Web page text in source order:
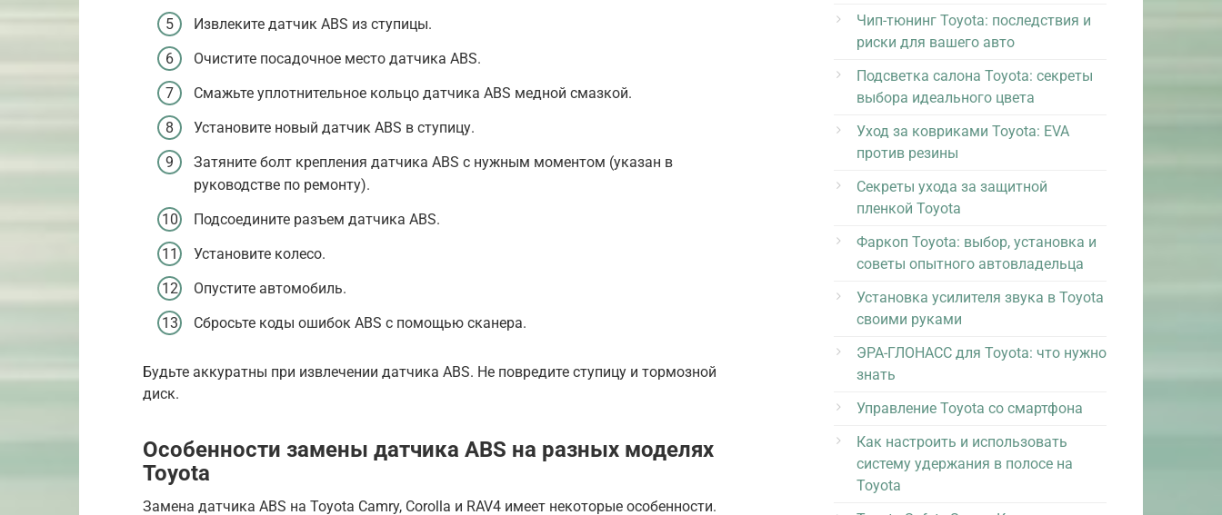
Извлеките датчик ABS из ступицы.
Очистите посадочное место датчика ABS.
Смажьте уплотнительное кольцо датчика ABS медной смазкой.
Установите новый датчик ABS в ступицу.
Затяните болт крепления датчика ABS с нужным моментом (указан в
руководстве по ремонту).
Подсоедините разъем датчика ABS.
Установите колесо.
Опустите автомобиль.
Сбросьте коды ошибок ABS с помощью сканера.
Будьте аккуратны при извлечении датчика ABS. Не повредите ступицу и тормозной
диск.
Особенности замены датчика ABS на разных моделях
Toyota
Замена датчика ABS на Toyota Camry, Corolla и RAV4 имеет некоторые особенности.
Чип-тюнинг Toyota: последствия и
риски для вашего авто
Подсветка салона Toyota: секреты
выбора идеального цвета
Уход за ковриками Toyota: EVA
против резины
Секреты ухода за защитной
пленкой Toyota
Фаркоп Toyota: выбор, установка и
советы опытного автовладельца
Установка усилителя звука в Toyota
своими руками
ЭРА-ГЛОНАСС для Toyota: что нужно
знать
Управление Toyota со смартфона
Как настроить и использовать
систему удержания в полосе на
Toyota